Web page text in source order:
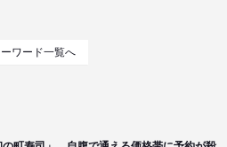
ワード一覧へ